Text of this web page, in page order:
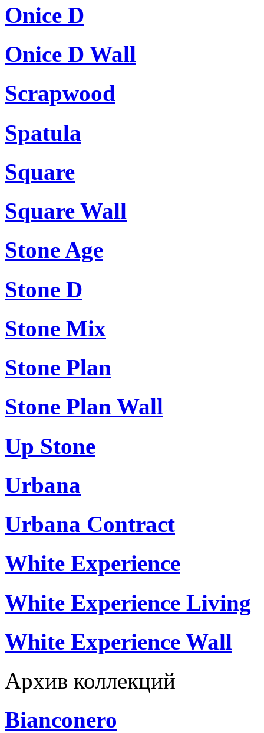
Onice D
Onice D Wall
Scrapwood
Spatula
Square
Square Wall
Stone Age
Stone D
Stone Mix
Stone Plan
Stone Plan Wall
Up Stone
Urbana
Urbana Contract
White Experience
White Experience Living
White Experience Wall
Архив коллекций
Bianconero